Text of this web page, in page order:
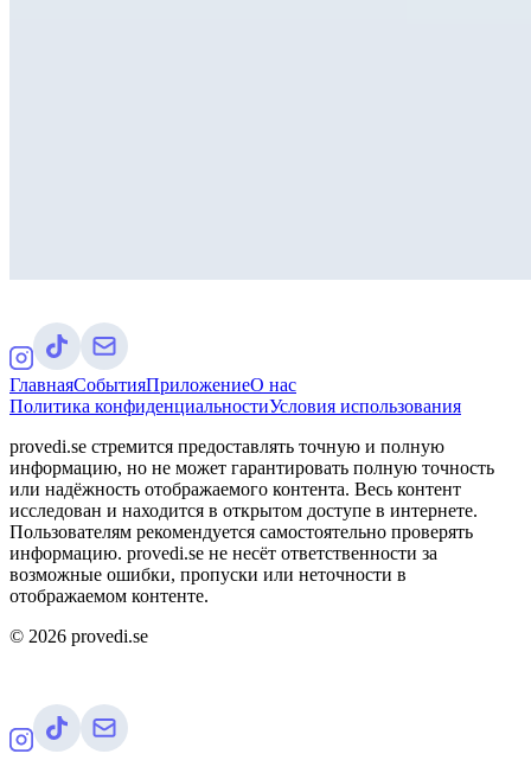
ГлавнаяСобытияПриложениеО нас
Политика конфиденциальностиУсловия использования
provedi.se стремится предоставлять точную и полную
информацию, но не может гарантировать полную точность
или надёжность отображаемого контента. Весь контент
исследован и находится в открытом доступе в интернете.
Пользователям рекомендуется самостоятельно проверять
информацию. provedi.se не несёт ответственности за
возможные ошибки, пропуски или неточности в
отображаемом контенте.
© 2026 provedi.se